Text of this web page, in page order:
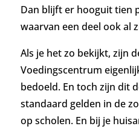
Dan blijft er hooguit tien
waarvan een deel ook al
Als je het zo bekijkt, zijn
Voedingscentrum
bedoeld. En toch zijn dit
standaard gelden in de
op scholen. En bij je